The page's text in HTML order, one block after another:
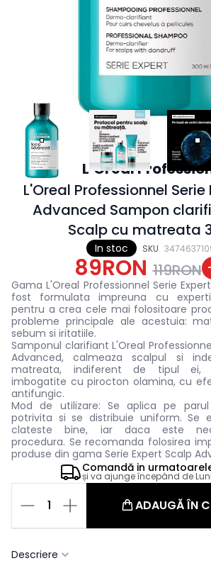
In stoc SKU
L’Oréal
L'Oreal Professionnel Serie
Advanced Sampon
Scalp cu matreata
89RON 119RON
Gama L'Oreal Professionnel Serie
fost formulata impreuna cu
pentru a crea cele mai folositoare
probleme principale ale acestuia:
sebum si iritatiile.
Samponul clarifiant L'Oreal
Advanced, calmeaza scalpul si
matreata, indiferent de tipul ei,
imbogatite cu pirocton olamina, cu
antifungic.
Mod de utilizare: Se aplica pe
potrivita si se distribuie uniform. Se
clateste bine, iar daca este
procedura. Se recomanda folosirea
produse din gama Serie Expert Scalp
Comandă in
și va ajunge începând de
1 ADAUGĂ ÎN
Descriere